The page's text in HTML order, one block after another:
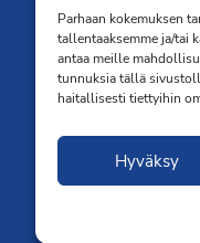
Parhaan kokemuksen
tallentaaksemme ja/tai
antaa meille
tunnuksia tällä
haitallisesti tiettyihin
Hyväksy
041 501